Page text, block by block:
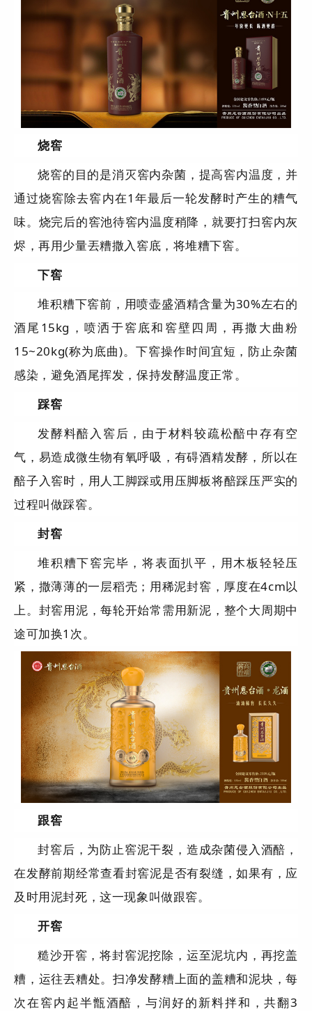
烧窖
烧窖的目的是消灭窖内杂菌，提高窖内温度，并
通过烧窖除去窖内在1年最后一轮发酵时产生的糟气
味。烧完后的窖池待窖内温度稍降，就要打扫窖内灰
烬，再用少量丟糟撒入窖底，将堆糟下窖。
下窖
堆积糟下窖前，用喷壶盛酒精含量为30%左右的
酒尾15kg，喷洒于窖底和窖壁四周，再撒大曲粉
15~20kg(称为底曲)。下窖操作时间宜短，防止杂菌
感染，避免酒尾挥发，保持发酵温度正常。
踩窖
发酵料醅入窖后，由于材料较疏松醅中存有空
气，易造成微生物有氧呼吸，有碍酒精发酵，所以在
醅子入窖时，用人工脚踩或用压脚板将醅踩压严实的
过程叫做踩窖。
封窖
堆积糟下窖完毕，将表面扒平，用木板轻轻压
紧，撒薄薄的一层稻壳；用稀泥封窖，厚度在4cm以
上。封窖用泥，每轮开始常需用新泥，整个大周期中
途可加换1次。
跟窖
封窖后，为防止窖泥干裂，造成杂菌侵入酒醅，
在发酵前期经常查看封窖泥是否有裂缝，如果有，应
及时用泥封死，这一现象叫做跟窖。
开窖
糙沙开窖，将封窖泥挖除，运至泥坑内，再挖盖
糟，运往丟糟处。扫净发酵糟上面的盖糟和泥块，每
次在窖内起半甑酒醅，与润好的新料拌和，共翻3